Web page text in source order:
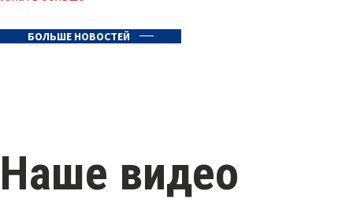
БОЛЬШЕ НОВОСТЕЙ
Наше видео